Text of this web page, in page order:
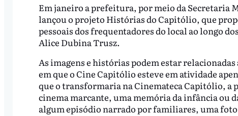
Em janeiro a prefeitura, por meio da Secretaria
lançou o projeto Histórias do Capitólio, que
pessoais dos frequentadores do local ao longo
Alice Dubina Trusz.
As imagens e histórias podem estar
em que o Cine Capitólio esteve em atividade
que o transformaria na Cinemateca Capitólio, a
cinema marcante, uma memória da infância ou
algum episódio narrado por familiares, uma